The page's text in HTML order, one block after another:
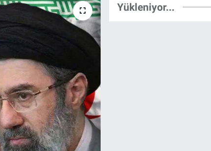
Yükleniyor...